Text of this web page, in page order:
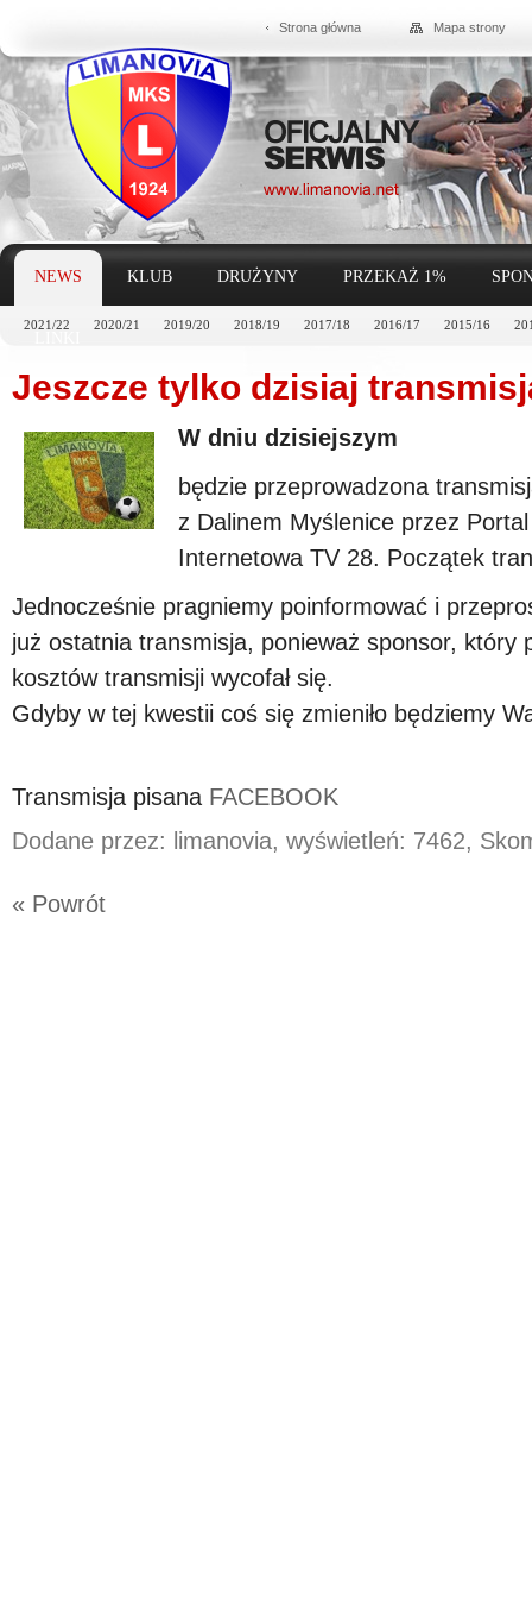
Strona główna Mapa strony
NEWS
2021/22 2020/21 2019/20 2018/19 2017/18 2016/17 2015/16
KLUB DRUŻYNY PRZEKAŻ 1%
Jeszcze tylko dzisiaj
W dniu dzisiejszym
będzie przeprowadzona
z Dalinem Myślenice przez
Internetowa TV 28. Początek
Jednocześnie pragniemy poinformować i
już ostatnia transmisja, ponieważ sponsor, który
kosztów transmisji wycofał się.
Gdyby w tej kwestii coś się zmieniło będziemy
Transmisja pisana FACEBOOK
Dodane przez: limanovia, wyświetleń: 7462,
« Powrót